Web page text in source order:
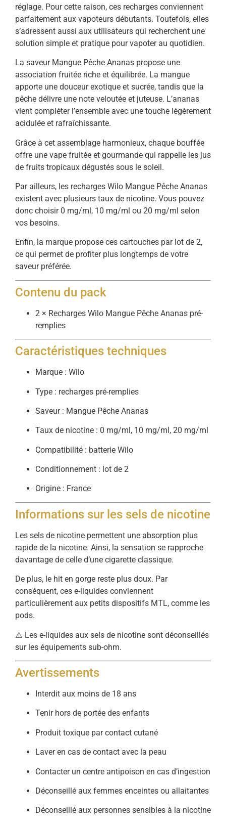
réglage. Pour cette raison, ces recharges conviennent
parfaitement aux vapoteurs débutants. Toutefois, elles
s’adressent aussi aux utilisateurs qui recherchent une
solution simple et pratique pour vapoter au quotidien.
La saveur Mangue Pêche Ananas propose une
association fruitée riche et équilibrée. La mangue
apporte une douceur exotique et sucrée, tandis que la
pêche délivre une note veloutée et juteuse. L’ananas
vient compléter l’ensemble avec une touche légèrement
acidulée et rafraîchissante.
Grâce à cet assemblage harmonieux, chaque bouffée
offre une vape fruitée et gourmande qui rappelle les jus
de fruits tropicaux dégustés sous le soleil.
Par ailleurs, les recharges Wilo Mangue Pêche Ananas
existent avec plusieurs taux de nicotine. Vous pouvez
donc choisir 0 mg/ml, 10 mg/ml ou 20 mg/ml selon
vos besoins.
Enfin, la marque propose ces cartouches par lot de 2,
ce qui permet de profiter plus longtemps de votre
saveur préférée.
Contenu du pack
2 × Recharges Wilo Mangue Pêche Ananas pré-
remplies
Caractéristiques techniques
Marque : Wilo
Type : recharges pré-remplies
Saveur : Mangue Pêche Ananas
Taux de nicotine : 0 mg/ml, 10 mg/ml, 20 mg/ml
Compatibilité : batterie Wilo
Conditionnement : lot de 2
Origine : France
Informations sur les sels de nicotine
Les sels de nicotine permettent une absorption plus
rapide de la nicotine. Ainsi, la sensation se rapproche
davantage de celle d’une cigarette classique.
De plus, le hit en gorge reste plus doux. Par
conséquent, ces e-liquides conviennent
particulièrement aux petits dispositifs MTL, comme les
pods.
⚠️ Les e-liquides aux sels de nicotine sont déconseillés
sur les équipements sub-ohm.
Avertissements
Interdit aux moins de 18 ans
Tenir hors de portée des enfants
Produit toxique par contact cutané
Laver en cas de contact avec la peau
Contacter un centre antipoison en cas d’ingestion
Déconseillé aux femmes enceintes ou allaitantes
Déconseillé aux personnes sensibles à la nicotine